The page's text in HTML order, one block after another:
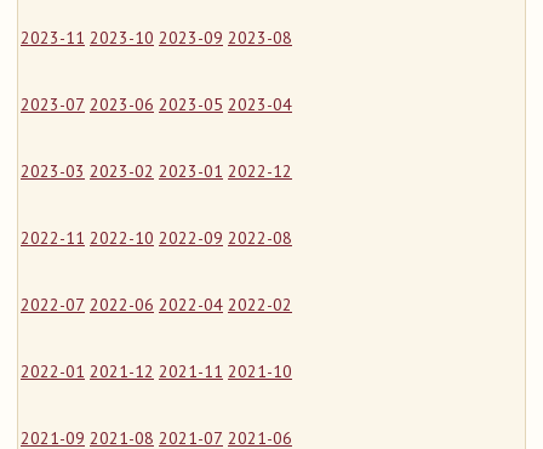
2023-11 2023-10 2023-09 2023-08
2023-07 2023-06 2023-05 2023-04
2023-03 2023-02 2023-01 2022-12
2022-11 2022-10 2022-09 2022-08
2022-07 2022-06 2022-04 2022-02
2022-01 2021-12 2021-11 2021-10
2021-09 2021-08 2021-07 2021-06